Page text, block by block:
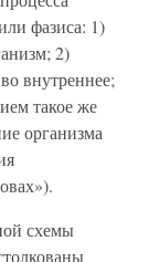
фазиса: 1)
2)
внутреннее;
такое же
организма
схемы